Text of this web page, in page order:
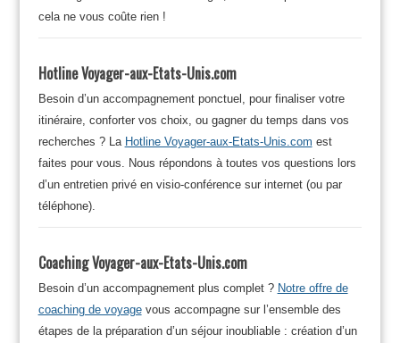
cela ne vous coûte rien !
Hotline Voyager-aux-Etats-Unis.com
Besoin d’un accompagnement ponctuel, pour finaliser votre
itinéraire, conforter vos choix, ou gagner du temps dans vos
recherches ? La Hotline Voyager-aux-Etats-Unis.com est
faites pour vous. Nous répondons à toutes vos questions lors
d’un entretien privé en visio-conférence sur internet (ou par
téléphone).
Coaching Voyager-aux-Etats-Unis.com
Besoin d’un accompagnement plus complet ? Notre offre de
coaching de voyagevous accompagne sur l’ensemble des
étapes de la préparation d’un séjour inoubliable : création d’un